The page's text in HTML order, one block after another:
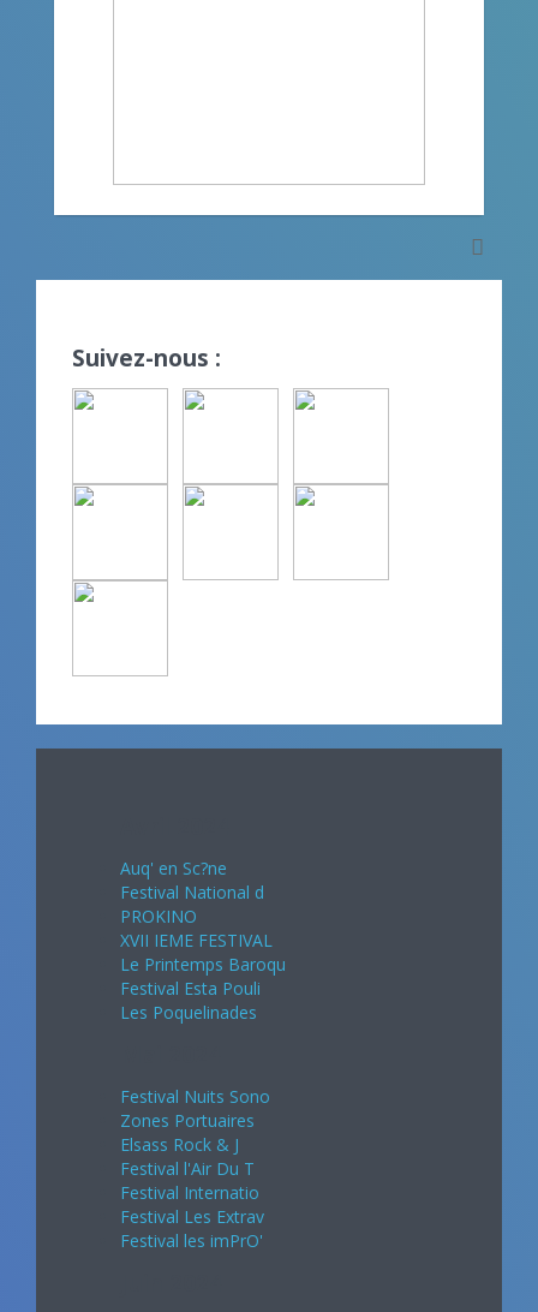
Suivez-nous :
Auq' en Sc?ne
Festival National d
PROKINO
XVII IEME FESTIVAL
Le Printemps Baroqu
Festival Esta Pouli
Les Poquelinades
Festival Nuits Sono
Zones Portuaires
Elsass Rock & J
Festival l'Air Du T
Festival Internatio
Festival Les Extrav
Festival les imPrO'